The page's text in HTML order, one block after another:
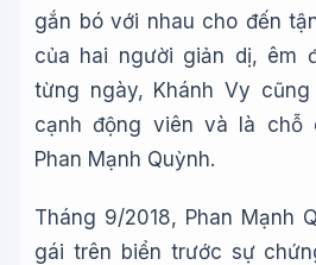
gắn bó với nhau cho đến
của hai người giản dị, êm
từng ngày, Khánh Vy
cạnh động viên và là chỗ
Phan Mạnh Quỳnh.
Tháng 9/2018, Phan Mạnh
gái trên biển trước sự